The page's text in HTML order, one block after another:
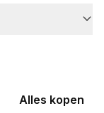
Alles kopen